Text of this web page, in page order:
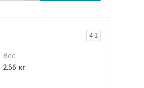
4-1
Вес
2.56 кг